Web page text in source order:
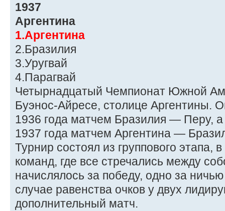
1937
Аргентина
1.Аргентина
2.Бразилия
3.Уругвай
4.Парагвай
Четырнадцатый Чемпионат Южной
Буэнос-Айресе, столице Аргентины.
1936 года матчем Бразилия — Перу,
1937 года матчем Аргентина —
Турнир состоял из группового этапа,
команд, где все стречались между
начислялось за победу, одно за
случае равенства очков у двух
дополнительный матч.